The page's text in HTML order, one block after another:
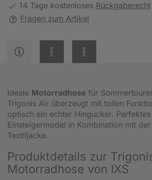
14 Tage kostenloses Rückgaberecht
Fragen zum Artikel
Ideale Motorradhose für
Trigonis Air überzeugt mit tollen
optisch ein echter Hingucker. Perfektes
Einsteigermodel in Kombination mit
Textiljacke.
Produktdetails zur
Motorradhose von IXS